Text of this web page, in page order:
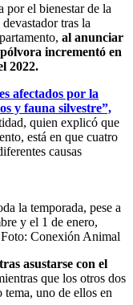
el bienestar de la
tras la
al anunciar
incrementó en
2022.
afectados por la
y fauna silvestre”,
quien explicó que
está en que cuatro
causas
la temporada, pese a
y el 1 de enero,
Foto: Conexión Animal
asustarse con el
que los otros dos
uno de ellos en